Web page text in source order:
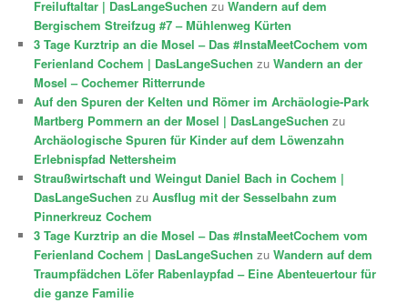
Freiluftaltar | DasLangeSuchen zuWandern auf dem
Bergischem Streifzug #7 – Mühlenweg Kürten
3 Tage Kurztrip an die Mosel – Das #InstaMeetCochem vom
Ferienland Cochem | DasLangeSuchen zuWandern an der
Mosel – Cochemer Ritterrunde
Auf den Spuren der Kelten und Römer im Archäologie-Park
Martberg Pommern an der Mosel | DasLangeSuchen zu
Archäologische Spuren für Kinder auf dem Löwenzahn
Erlebnispfad Nettersheim
Straußwirtschaft und Weingut Daniel Bach in Cochem |
DasLangeSuchen zuAusflug mit der Sesselbahn zum
Pinnerkreuz Cochem
3 Tage Kurztrip an die Mosel – Das #InstaMeetCochem vom
Ferienland Cochem | DasLangeSuchen zuWandern auf dem
Traumpfädchen Löfer Rabenlaypfad – Eine Abenteuertour für
die ganze Familie